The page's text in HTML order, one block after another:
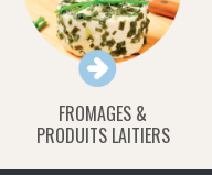
FROMAGES &
PRODUITS LAITIERS